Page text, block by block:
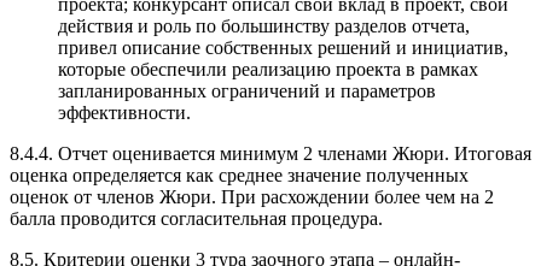
проекта; конкурсант описал свой вклад в проект, свои
действия и роль по большинству разделов отчета,
привел описание собственных решений и инициатив,
которые обеспечили реализацию проекта в рамках
запланированных ограничений и параметров
эффективности.
8.4.4. Отчет оценивается минимум 2 членами Жюри. Итоговая
оценка определяется как среднее значение полученных
оценок от членов Жюри. При расхождении более чем на 2
балла проводится согласительная процедура.
8.5. Критерии оценки 3 тура заочного этапа – онлайн-